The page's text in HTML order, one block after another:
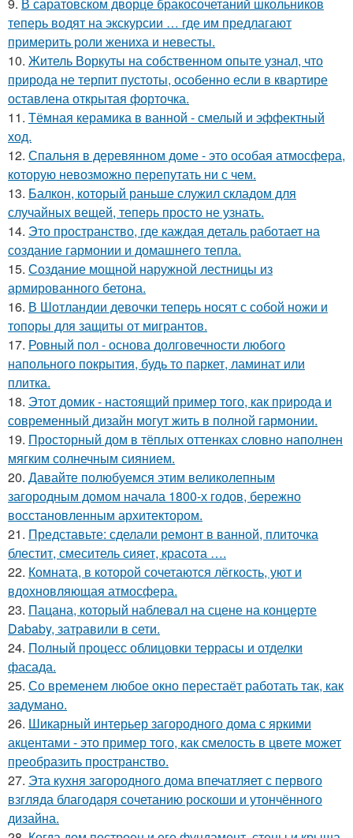
9. В саратовском дворце бракосочетаний школьников
теперь водят на экскурсии … где им предлагают
примерить роли жениха и невесты.
10. Житель Воркуты на собственном опыте узнал, что
природа не терпит пустоты, особенно если в квартире
оставлена открытая форточка.
11. Тёмная керамика в ванной - смелый и эффектный
ход.
12. Спальня в деревянном доме - это особая атмосфера,
которую невозможно перепутать ни с чем.
13. Балкон, который раньше служил складом для
случайных вещей, теперь просто не узнать.
14. Это пространство, где каждая деталь работает на
создание гармонии и домашнего тепла.
15. Создание мощной наружной лестницы из
армированного бетона.
16. В Шотландии девочки теперь носят с собой ножи и
топоры для защиты от мигрантов.
17. Ровный пол - основа долговечности любого
напольного покрытия, будь то паркет, ламинат или
плитка.
18. Этот домик - настоящий пример того, как природа и
современный дизайн могут жить в полной гармонии.
19. Просторный дом в тёплых оттенках словно наполнен
мягким солнечным сиянием.
20. Давайте полюбуемся этим великолепным
загородным домом начала 1800-х годов, бережно
восстановленным архитектором.
21. Представьте: сделали ремонт в ванной, плиточка
блестит, смеситель сияет, красота ….
22. Комната, в которой сочетаются лёгкость, уют и
вдохновляющая атмосфера.
23. Пацана, который наблевал на сцене на концерте
Dababy, затравили в сети.
24. Полный процесс облицовки террасы и отделки
фасада.
25. Со временем любое окно перестаёт работать так, как
задумано.
26. Шикарный интерьер загородного дома с яркими
акцентами - это пример того, как смелость в цвете может
преобразить пространство.
27. Эта кухня загородного дома впечатляет с первого
взгляда благодаря сочетанию роскоши и утончённого
дизайна.